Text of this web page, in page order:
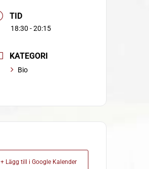
TID
18:30 - 20:15
KATEGORI
Bio
+ Lägg till i Google Kalender